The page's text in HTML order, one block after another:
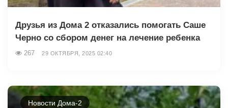
Друзья из Дома 2 отказались помогать Саше
Черно со сбором денег на лечение ребенка
267 29 ОКТЯБРЯ, 2025 02:40
Новости Дома-2